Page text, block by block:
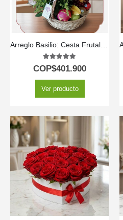
5.00out of 5
COP$401.900
Ver producto